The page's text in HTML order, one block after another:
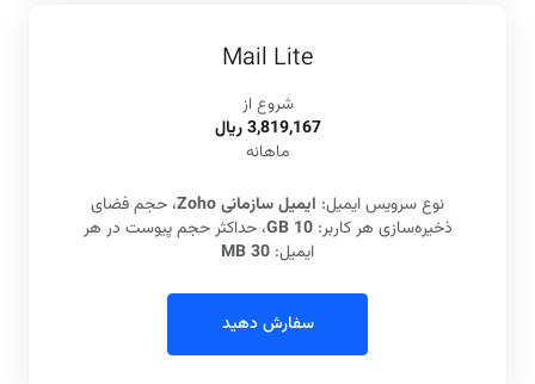
Mail Lite
شروع از
3,819,167 ريال
ماهانه
نوع سرویس ایمیل: ایمیل سازمانی Zoho
، حجم فضای
ذخیره‌سازی هر کاربر:10 GB
، حداکثر حجم پیوست در هر
ایمیل: 30 MB
سفارش دهید